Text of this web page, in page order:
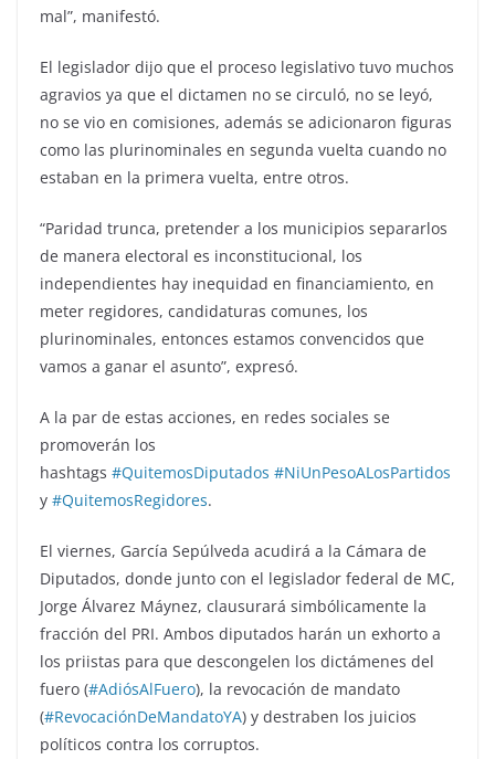
mal”, manifestó.
El legislador dijo que el proceso legislativo tuvo muchos
agravios ya que el dictamen no se circuló, no se leyó,
no se vio en comisiones, además se adicionaron figuras
como las plurinominales en segunda vuelta cuando no
estaban en la primera vuelta, entre otros.
“Paridad trunca, pretender a los municipios separarlos
de manera electoral es inconstitucional, los
independientes hay inequidad en financiamiento, en
meter regidores, candidaturas comunes, los
plurinominales, entonces estamos convencidos que
vamos a ganar el asunto”, expresó.
A la par de estas acciones, en redes sociales se
promoverán los
hashtags #QuitemosDiputados #NiUnPesoALosPartidos
y #QuitemosRegidores.
El viernes, García Sepúlveda acudirá a la Cámara de
Diputados, donde junto con el legislador federal de MC,
Jorge Álvarez Máynez, clausurará simbólicamente la
fracción del PRI. Ambos diputados harán un exhorto a
los priistas para que descongelen los dictámenes del
fuero (#AdiósAlFuero), la revocación de mandato
(#RevocaciónDeMandatoYA) y destraben los juicios
políticos contra los corruptos.